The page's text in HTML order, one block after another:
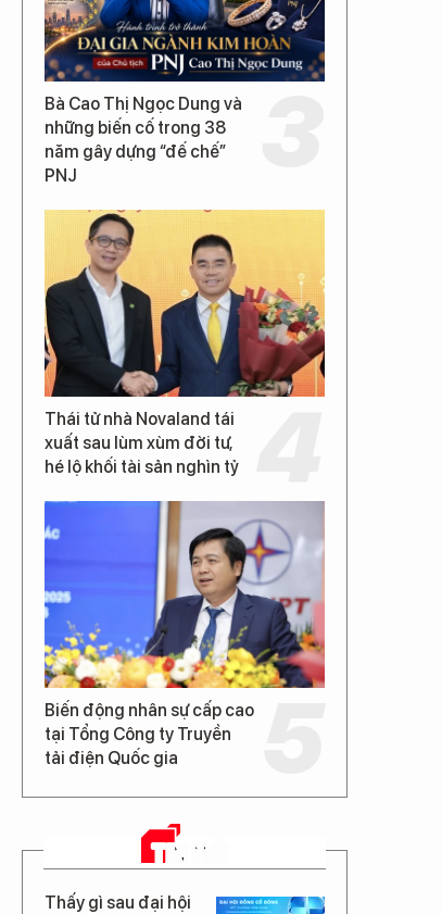
Bà Cao Thị Ngọc Dung và
những biến cố trong 38
năm gây dựng “đế chế”
PNJ
Thái tử nhà Novaland tái
xuất sau lùm xùm đời tư,
hé lộ khối tài sản nghìn tỷ
Biến động nhân sự cấp cao
tại Tổng Công ty Truyền
tải điện Quốc gia
TIN MỚI
Thấy gì sau đại hội